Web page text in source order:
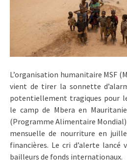
L’organisation humanitaire MSF
vient de tirer la sonnette
potentiellement tragiques pour
le camp de Mbera en
(Programme Alimentaire
mensuelle de nourriture en
financières. Le cri d’alerte lancé
bailleurs de fonds internationaux.